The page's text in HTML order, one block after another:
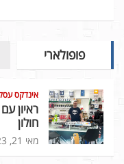
פופולארי
אינדקס
ראיון
חולון
מאי 21, 2023